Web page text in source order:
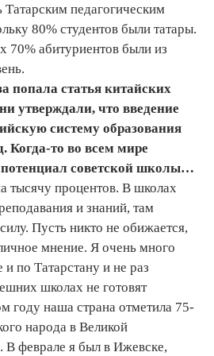
педагогическим
80% студентов были татары.
абитуриентов были из
попала статья китайских
утверждали, что введение
систему образования
Когда-то во всем мире
советской школы…
тысячу процентов. В школах
и знаний, там
Пусть никто не обижается,
мнение. Я очень много
по Татарстану и не раз
школах не готовят
году наша страна отметила 75-
народа в Великой
В феврале я был в Ижевске,